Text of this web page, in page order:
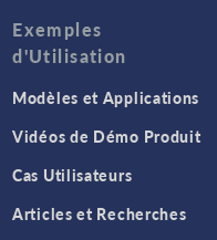
Exemples
d'Utilisation
Modèles et Applications
Vidéos de Démo Produit
Cas Utilisateurs
Articles et Recherches